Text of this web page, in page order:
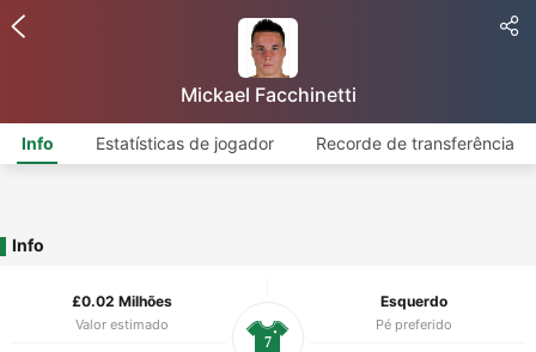
Mickael Facchinetti
Info Estatísticas de jogador Recorde de transferência
Info
£0.02 Milhões
Valor estimado
Esquerdo
Pé preferido
7